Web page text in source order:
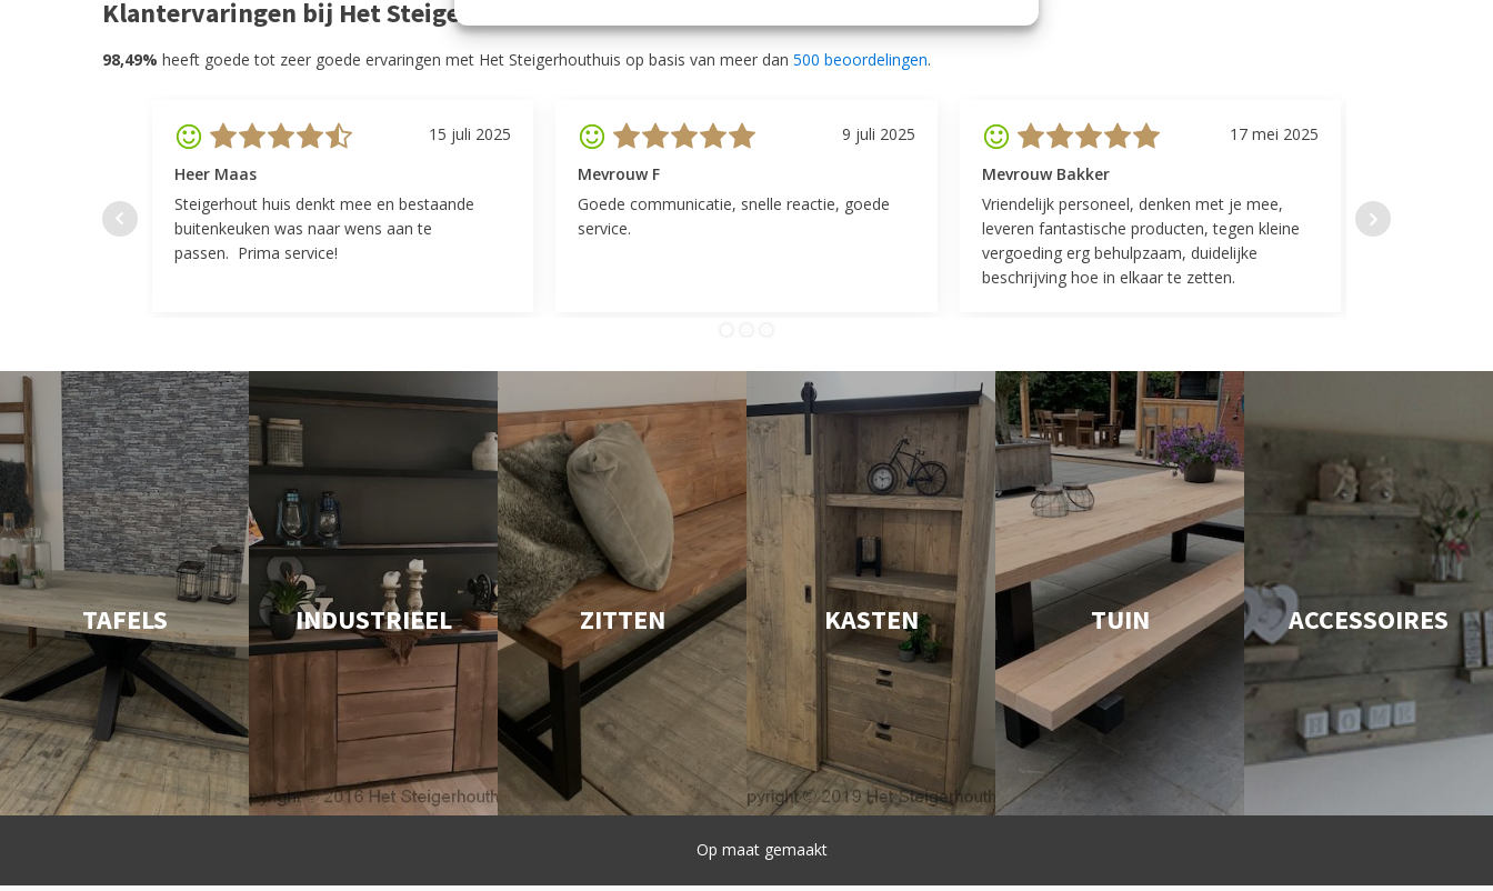
Klantervaringen bij Het Steigerhouthuis
98,49% heeft goede tot zeer goede ervaringen met Het Steigerhouthuis op basis van meer dan 500 beoordelingen.
15 juli 2025
Heer Maas
Steigerhout huis denkt mee en bestaande
buitenkeuken was naar wens aan te
passen. Prima service!
9 juli 2025
Mevrouw F
Goede communicatie, snelle reactie, goede
service.
17 mei 2025
Mevrouw Bakker
Vriendelijk personeel, denken met je mee,
leveren fantastische producten, tegen kleine
vergoeding erg behulpzaam, duidelijke
beschrijving hoe in elkaar te zetten.
Top geregeld!
indelingen die
TAFELS INDUSTRIEEL ZITTEN KASTEN TUIN ACCESSOIRES
Snelle levering